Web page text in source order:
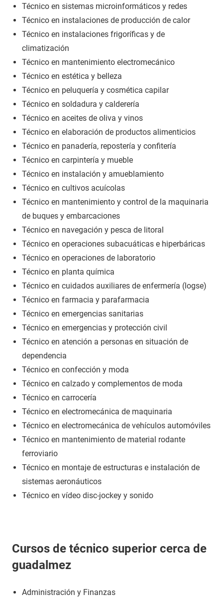
Técnico en sistemas microinformáticos y redes
Técnico en instalaciones de producción de calor
Técnico en instalaciones frigoríficas y de
climatización
Técnico en mantenimiento electromecánico
Técnico en estética y belleza
Técnico en peluquería y cosmética capilar
Técnico en soldadura y calderería
Técnico en aceites de oliva y vinos
Técnico en elaboración de productos alimenticios
Técnico en panadería, repostería y confitería
Técnico en carpintería y mueble
Técnico en instalación y amueblamiento
Técnico en cultivos acuícolas
Técnico en mantenimiento y control de la maquinaria
de buques y embarcaciones
Técnico en navegación y pesca de litoral
Técnico en operaciones subacuáticas e hiperbáricas
Técnico en operaciones de laboratorio
Técnico en planta química
Técnico en cuidados auxiliares de enfermería (logse)
Técnico en farmacia y parafarmacia
Técnico en emergencias sanitarias
Técnico en emergencias y protección civil
Técnico en atención a personas en situación de
dependencia
Técnico en confección y moda
Técnico en calzado y complementos de moda
Técnico en carrocería
Técnico en electromecánica de maquinaria
Técnico en electromecánica de vehículos automóviles
Técnico en mantenimiento de material rodante
ferroviario
Técnico en montaje de estructuras e instalación de
sistemas aeronáuticos
Técnico en vídeo disc-jockey y sonido
Cursos de técnico superior cerca de
guadalmez
Administración y Finanzas